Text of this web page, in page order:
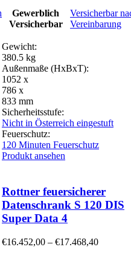
Gewerblich
Versicherbar
Versicherbar
Vereinbarung
Gewicht:
380.5 kg
Außenmaße (HxBxT):
1052 x
786 x
833 mm
Sicherheitsstufe:
Nicht in Österreich eingestuft
Feuerschutz:
120 Minuten Feuerschutz
Produkt ansehen
Rottner feuersicherer
Datenschrank S 120 DIS
Super Data 4
€16.452,00 – €17.468,40